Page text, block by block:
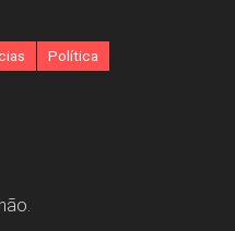
Política